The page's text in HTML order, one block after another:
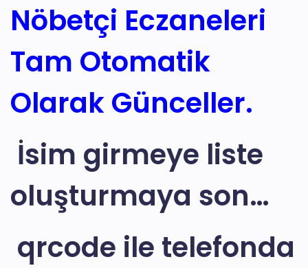
Nöbetçi Eczaneleri
Tam Otomatik
Olarak Günceller.
İsim girmeye liste
oluşturmaya son…
qrcode ile telefonda